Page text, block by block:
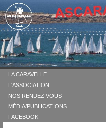
LA CARAVELLE
L'ASSOCIATION
NOS RENDEZ VOUS
MÉDIA/PUBLICATIONS
FACEBOOK